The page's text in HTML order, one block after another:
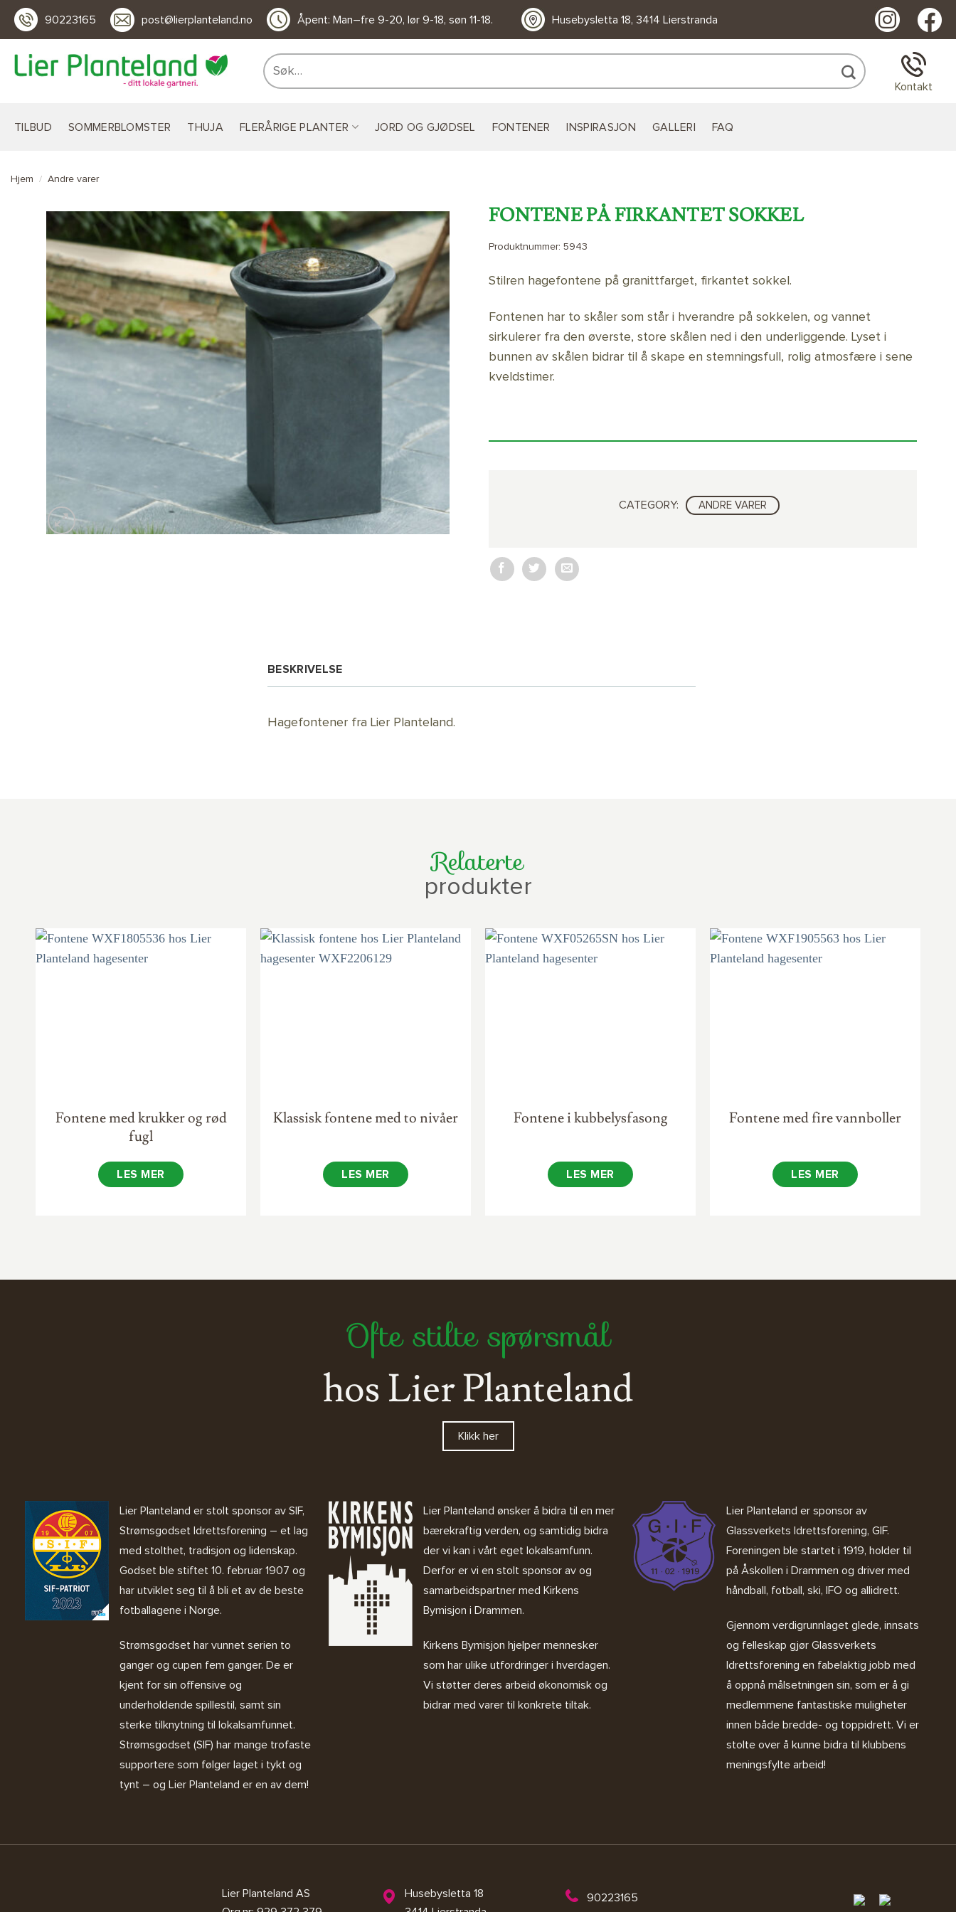
Skip
90223165 post@lierplanteland.no Åpent: Man–fre 9-20, lør 9-18, søn 11-18. Husebysletta 18, 3414 Lierstranda
Søk
etter:
Kontakt
TILBUD SOMMERBLOMSTER THUJA FLERÅRIGE PLANTER JORD OG GJØDSEL FONTENER INSPIRASJON GALLERI FAQ
Hjem / Andre varer
LEGG TIL
ØNSKELISTE
FONTENE PÅ FIRKANTET SOKKEL
Produktnummer: 5943
Stilren hagefontene på granittfarget, firkantet sokkel.
Fontenen har to skåler som står i hverandre på sokkelen, og vannet
sirkulerer fra den øverste, store skålen ned i den underliggende. Lyset i
bunnen av skålen bidrar til å skape en stemningsfull, rolig atmosfære i sene
kveldstimer.
CATEGORY: ANDRE VARER
BESKRIVELSE
Hagefontener fra Lier Planteland.
Relaterte
produkter
Fontene med krukker og rød
fugl
LES MER
Klassisk fontene med to nivåer
LES MER
Fontene i kubbelysfasong
LES MER
Fontene med fire vannboller
LES MER
Ofte stilte spørsmål
hos Lier Planteland
Klikk her
Lier Planteland er stolt sponsor av SIF,
Strømsgodset Idrettsforening – et lag
med stolthet, tradisjon og lidenskap.
Godset ble stiftet 10. februar 1907 og
har utviklet seg til å bli et av de beste
fotballagene i Norge.
Strømsgodset har vunnet serien to
ganger og cupen fem ganger. De er
kjent for sin offensive og
underholdende spillestil, samt sin
sterke tilknytning til lokalsamfunnet.
Strømsgodset (SIF) har mange trofaste
supportere som følger laget i tykt og
tynt – og Lier Planteland er en av dem!
Lier Planteland ønsker å bidra til en mer
bærekraftig verden, og samtidig bidra
der vi kan i vårt eget lokalsamfunn.
Derfor er vi en stolt sponsor av og
samarbeidspartner med Kirkens
Bymisjon i Drammen.
Kirkens Bymisjon hjelper mennesker
som har ulike utfordringer i hverdagen.
Vi støtter deres arbeid økonomisk og
bidrar med varer til konkrete tiltak.
Lier Planteland er sponsor av
Glassverkets Idrettsforening, GIF.
Foreningen ble startet i 1919, holder til
på Åskollen i Drammen og driver med
håndball, fotball, ski, IFO og allidrett.
Gjennom verdigrunnlaget glede, innsats
og felleskap gjør Glassverkets
Idrettsforening en fabelaktig jobb med
å oppnå målsetningen sin, som er å gi
medlemmene fantastiske muligheter
innen både bredde- og toppidrett. Vi er
stolte over å kunne bidra til klubbens
meningsfylte arbeid!
Lier Planteland AS
Husebysletta 18
90223165